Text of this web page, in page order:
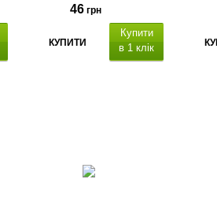
46 грн
КУПИТИ
Купити
в 1 клік